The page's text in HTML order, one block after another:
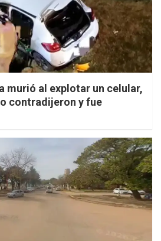
murió al explotar un celular,
contradijeron y fue